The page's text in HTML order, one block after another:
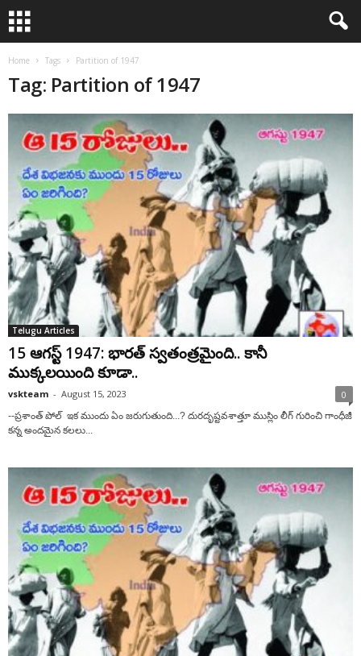
Home Tags Partition of 1947
Tag: Partition of 1947
Telugu Articles
15 ఆగస్ట్ 1947: భారత్ స్వతంత్రమైంది.. కానీ
ముక్కలయింది కూడా..
vskteam - August 15, 2023 0
--ప్రశాంత్ పోల్ ఇక ముందు ఏం జరుగుతుంది...? దురదృష్టవశాత్తూ ముస్లిం లీగ్ గురించి గాంధీజీ
కన్న అందమైన కలలు...